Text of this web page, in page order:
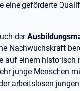
eine geförderte
der
Nachwuchskraft
auf einem historisch
junge Menschen
arbeitslosen